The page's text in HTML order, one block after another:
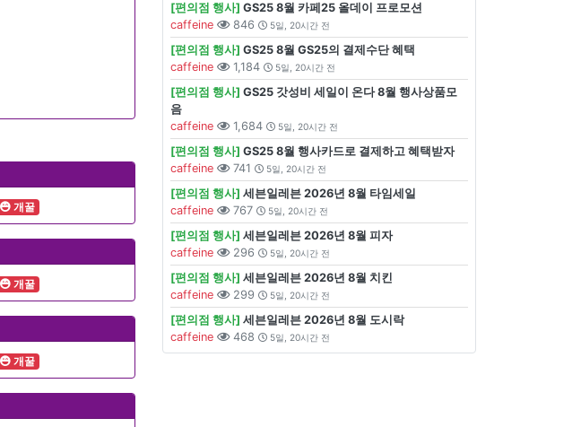
개꿀
개꿀
개꿀
[편의점 행사] GS25 8월 카페25 올데이 프로모션
caffeine
846 5일, 20시간 전
[편의점 행사] GS25 8월 GS25의 결제수단 혜택
caffeine
1,184 5일, 20시간 전
[편의점 행사] GS25 갓성비 세일이 온다 8월 행사상품모
음
caffeine
1,684 5일, 20시간 전
[편의점 행사] GS25 8월 행사카드로 결제하고 혜택받자
caffeine
741 5일, 20시간 전
[편의점 행사] 세븐일레븐 2026년 8월 타임세일
caffeine
767 5일, 20시간 전
[편의점 행사] 세븐일레븐 2026년 8월 피자
caffeine
296 5일, 20시간 전
[편의점 행사] 세븐일레븐 2026년 8월 치킨
caffeine
299 5일, 20시간 전
[편의점 행사] 세븐일레븐 2026년 8월 도시락
caffeine
468 5일, 20시간 전